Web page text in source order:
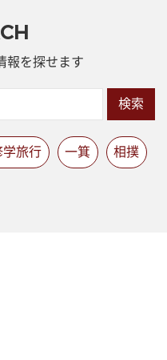
報を探せます
検索
学旅行 一箕 相撲